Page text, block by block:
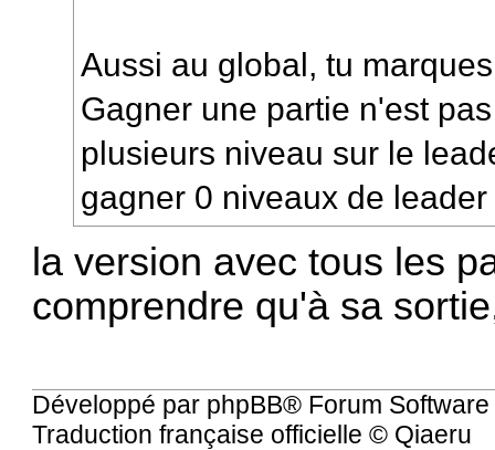
Aussi au global, tu
Gagner une partie n'est
plusieurs niveau sur le
gagner 0 niveaux de
la version avec tous les
comprendre qu'à sa
Développé par phpBB® Forum
Traduction française officielle © Qiaeru